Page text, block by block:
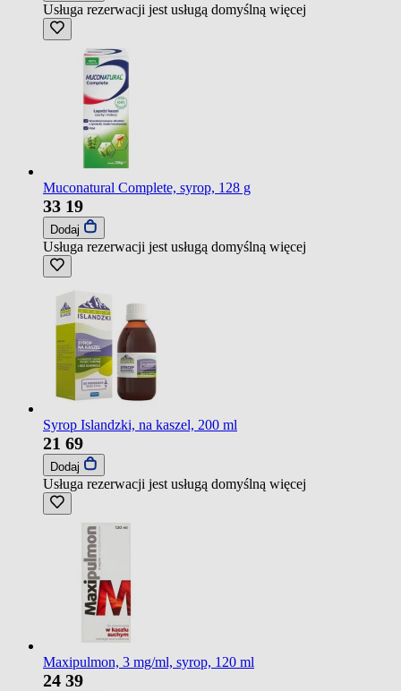
Usługa rezerwacji jest usługą domyślną więcej
Muconatural Complete, syrop, 128 g
33 19
Dodaj
Usługa rezerwacji jest usługą domyślną więcej
Syrop Islandzki, na kaszel, 200 ml
21 69
Dodaj
Usługa rezerwacji jest usługą domyślną więcej
Maxipulmon, 3 mg/ml, syrop, 120 ml
24 39